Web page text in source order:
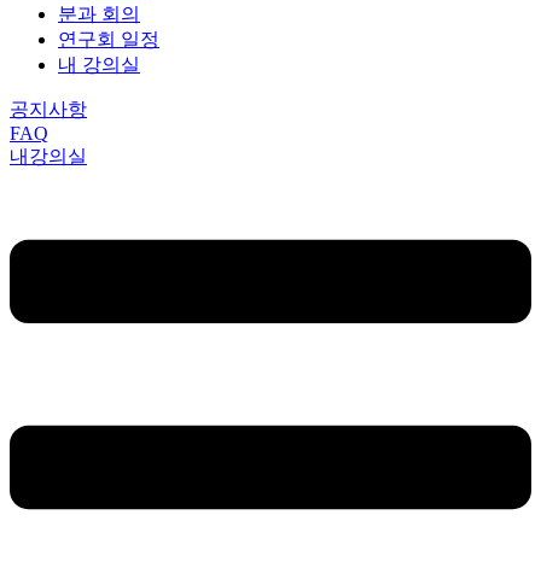
분과 회의
연구회 일정
내 강의실
공지사항
FAQ
내강의실